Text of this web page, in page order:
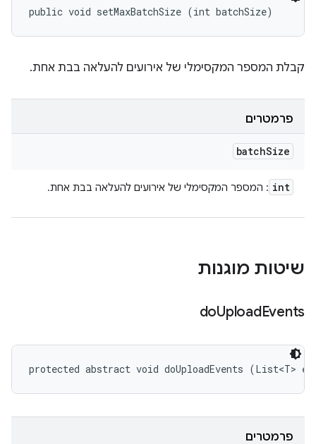
public void setMaxBatchSize (int batchSize)
קבלת המספר המקסימלי של אירועים להעלאה בבת אחת.
פרמטרים
batchSize
int : המספר המקסימלי של אירועים להעלאה בבת אחת.
שיטות מוגנות
doUploadEvents
protected abstract void doUploadEvents (List<T>
פרמטרים